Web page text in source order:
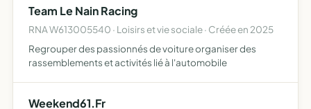
Team Le Nain Racing
RNA W613005540 · Loisirs et vie sociale · Créée en 2025
Regrouper des passionnés de voiture organiser des
rassemblements et activités lié à l'automobile
Weekend61.Fr